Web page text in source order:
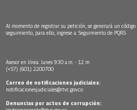
Al momento de registrar su petición, se generará un
seguimiento, para ello, ingrese a: Seguimiento de PQRS
Asesor en línea: lunes 9:30 a.m. - 12 m
(+57) (601) 2200700
Correo de notificaciones judiciales:
notificacionesjudiciales@rtvc.gov.co
Denuncias por actos de corrupción: